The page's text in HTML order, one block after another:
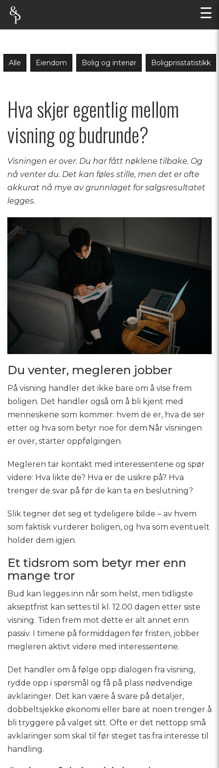
☰
Alle Eiendom Bolig og interiør Boligprisstatistikk
Hva skjer egentlig mellom
visning og budrunde?
Visningen er over. Du har fått nøklene tilbake. Og
nå venter du. Det kan føles stille, men det er ofte
akkurat nå mye av grunnlaget for salgsresultatet
legges.
Du venter, megleren jobber
På visning handler det ikke bare om å vise frem
boligen. Det handler også om å bli kjent med
menneskene som kommer: hvem de er, hva de ser
etter og hva som betyr noe for dem.Når visningen
er over, starter oppfølgingen.
Megleren tar kontakt med interessentene og spør
videre: Hva likte de? Hva er de usikre på? Hva
trenger de svar på før de kan ta en beslutning?
Slik tegner det seg et tydeligere bilde – av hvem
som faktisk vurderer boligen, og hva som eventuelt
holder dem igjen.
Et tidsrom som betyr mer enn
mange tror
Bud kan legges inn når som helst, men tidligste
akseptfrist kan settes til kl. 12.00 dagen etter siste
visning. Tiden frem mot dette er alt annet enn
passiv. I timene på formiddagen før fristen, jobber
megleren aktivt videre med interessentene.
Det handler om å følge opp dialogen fra visning,
rydde opp i spørsmål og få på plass nødvendige
avklaringer. Det kan være å svare på detaljer,
dobbeltsjekke økonomi eller bare at noen trenger å
bli tryggere på valget sitt. Ofte er det nettopp små
avklaringer som skal til før steget tas fra interesse til
handling.